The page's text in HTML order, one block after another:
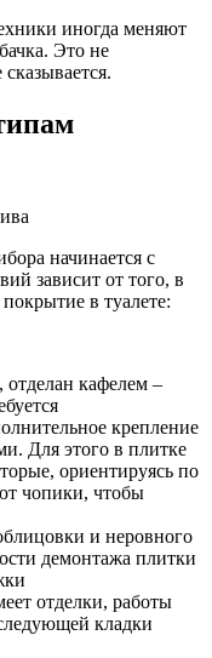
иногда меняют
Это не
начинается с
зависит от того, в
в туалете:
кафелем –
крепление
Для этого в плитке
ориентируясь по
чопики, чтобы
и неровного
демонтажа плитки
отделки, работы
кладки